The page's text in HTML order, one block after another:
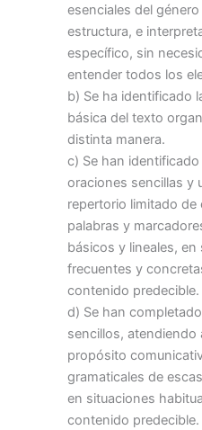
esenciales del
estructura, e
específico, sin
entender todos los
b) Se ha identificado
básica del texto
distinta manera.
c) Se han
oraciones sencillas y
repertorio limitado de
palabras y
básicos y lineales,
frecuentes y
contenido predecible.
d) Se han
sencillos, atendiendo
propósito
gramaticales de
en situaciones
contenido predecible.